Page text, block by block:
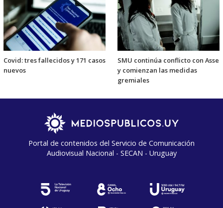
Covid: tres fallecidos y 171 casos
nuevos
SMU continúa conflicto con Asse
y comienzan las medidas
gremiales
Portal de contenidos del Servicio de Comunicación
Audiovisual Nacional - SECAN - Uruguay